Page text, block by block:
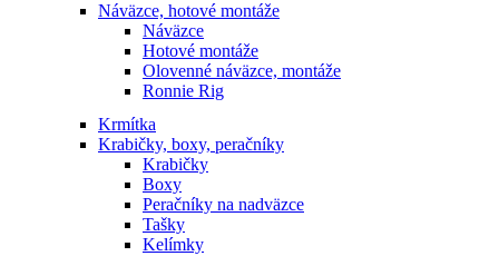
Náväzce, hotové montáže
Náväzce
Hotové montáže
Olovenné náväzce, montáže
Ronnie Rig
Krmítka
Krabičky, boxy, peračníky
Krabičky
Boxy
Peračníky na nadväzce
Tašky
Kelímky